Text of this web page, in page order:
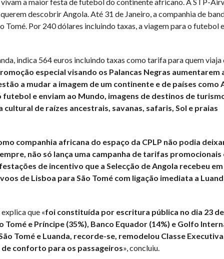
descobrir Angola. Até 31 de Janeiro, a companhia de
Por 240 dólares incluindo taxas, a viagem para o futebol
indica 564 euros incluindo taxas como tarifa para quem viaja
especial visando os Palancas Negras aumentarem
a mudar a imagem de um continente e de países como
e enviam ao Mundo, imagens de destinos de
de raízes ancestrais, savanas, safaris, Sol e praias
companhia africana do espaço da CPLP não podia
não só lança uma campanha de tarifas promocionais
de incentivo que a Selecção de Angola recebeu
de Lisboa para São Tomé com ligação imediata a
que «foi constituída por escritura pública no dia 23
e Príncipe (35%), Banco Equador (14%) e Golfo
Tomé e Luanda, recorde-se, remodelou Classe
conforto para os passageiros», concluiu.